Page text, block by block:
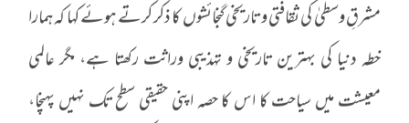
مشرقِ وسطیٰ کی ثقافتی و تاریخی گنجائشوں کا ذکر کرتے ہوئے کہا کہ ہمارا
خطہ دنیا کی بہترین تاریخی و تہذیبی وراثت رکھتا ہے، مگر عالمی
معیشت میں سیاحت کا اس کا حصہ اپنی حقیقی سطح تک نہیں پہنچا،